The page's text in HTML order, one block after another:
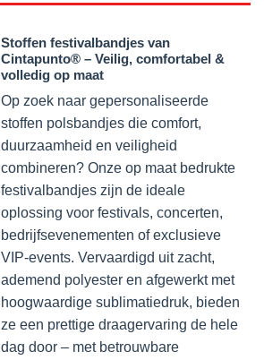
Stoffen festivalbandjes van
Cintapunto® – Veilig, comfortabel &
volledig op maat
Op zoek naar gepersonaliseerde
stoffen polsbandjes die comfort,
duurzaamheid en veiligheid
combineren? Onze op maat bedrukte
festivalbandjes zijn de ideale
oplossing voor festivals, concerten,
bedrijfsevenementen of exclusieve
VIP-events. Vervaardigd uit zacht,
ademend polyester en afgewerkt met
hoogwaardige sublimatiedruk, bieden
ze een prettige draagervaring de hele
dag door – met betrouwbare